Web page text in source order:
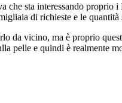
che sta interessando
di richieste e le
da vicino, ma è proprio
pelle e quindi è realmente